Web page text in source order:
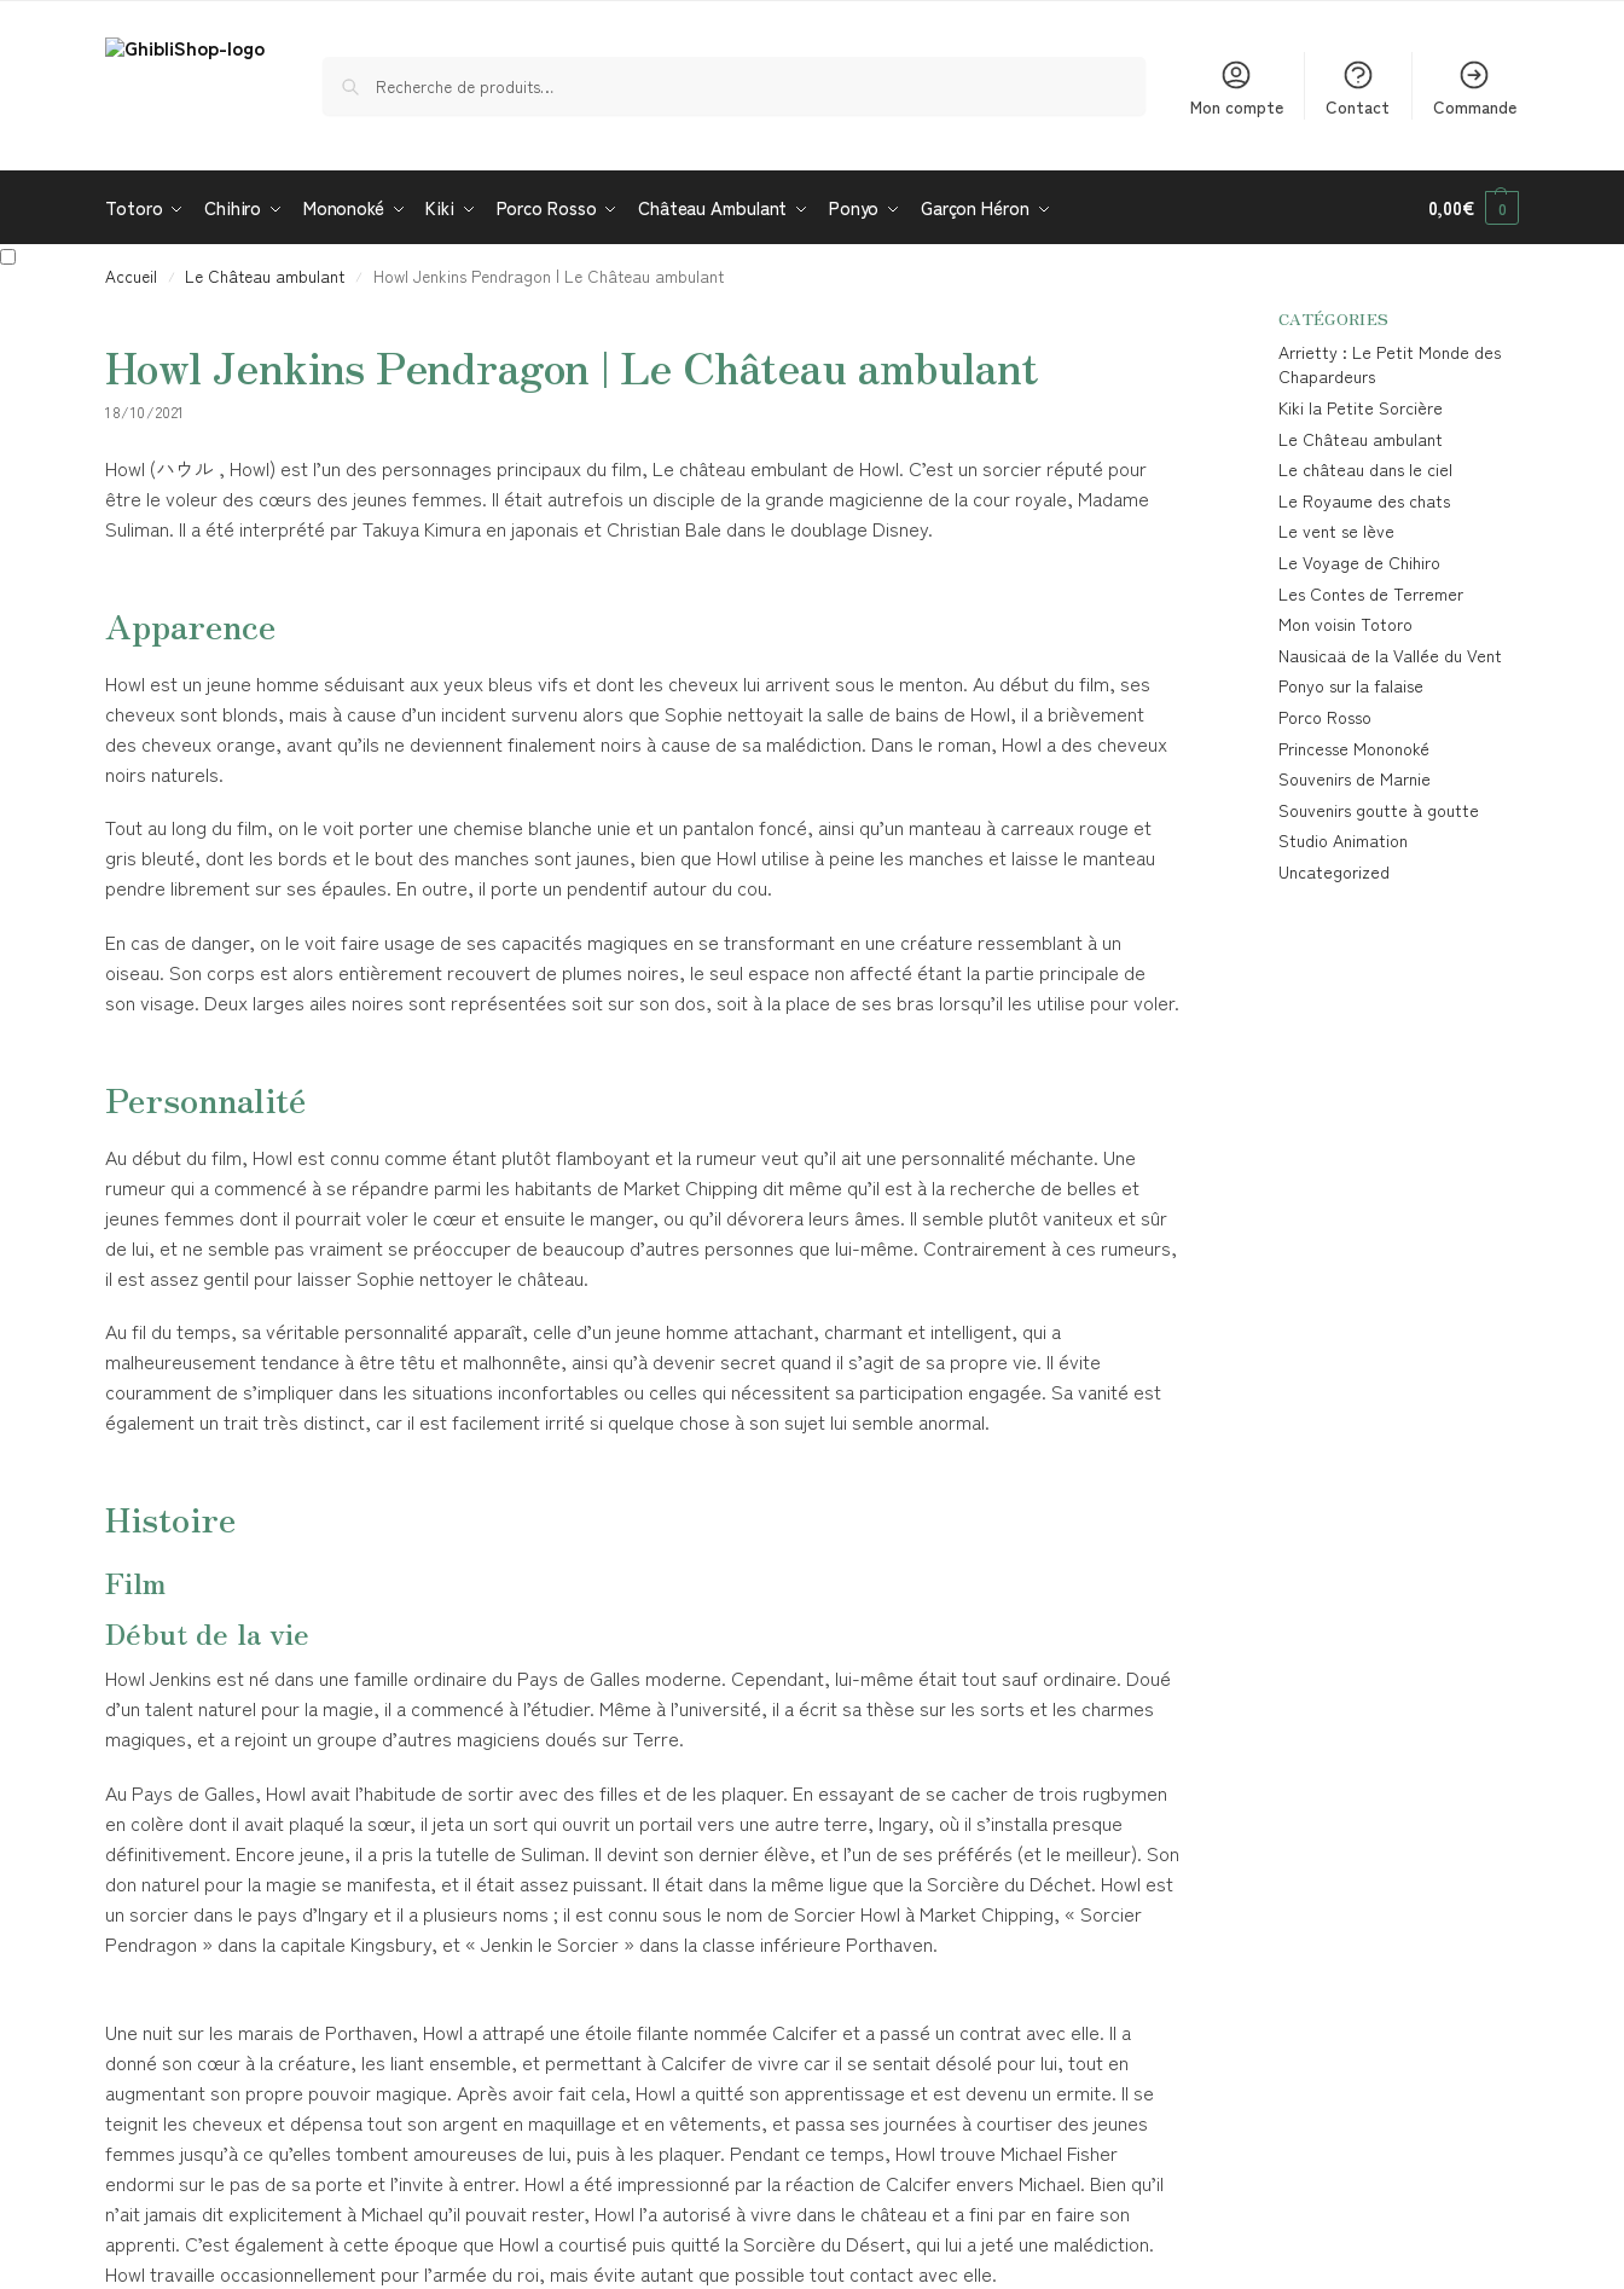
Mon compte Contact Commande
Totoro Chihiro Mononoké Kiki Porco Rosso Château Ambulant Ponyo Garçon Héron 0,00€ 0
Accueil / Le Château ambulant / Howl Jenkins Pendragon | Le Château ambulant
Howl Jenkins Pendragon | Le Château ambulant
18/10/2021
Howl (ハウル , Howl) est l’un des personnages principaux du film, Le château embulant de Howl. C’est un sorcier réputé pour
être le voleur des cœurs des jeunes femmes. Il était autrefois un disciple de la grande magicienne de la cour royale, Madame
Suliman. Il a été interprété par Takuya Kimura en japonais et Christian Bale dans le doublage Disney.
Apparence
Howl est un jeune homme séduisant aux yeux bleus vifs et dont les cheveux lui arrivent sous le menton. Au début du film, ses
cheveux sont blonds, mais à cause d’un incident survenu alors que Sophie nettoyait la salle de bains de Howl, il a brièvement
des cheveux orange, avant qu’ils ne deviennent finalement noirs à cause de sa malédiction. Dans le roman, Howl a des cheveux
noirs naturels.
Tout au long du film, on le voit porter une chemise blanche unie et un pantalon foncé, ainsi qu’un manteau à carreaux rouge et
gris bleuté, dont les bords et le bout des manches sont jaunes, bien que Howl utilise à peine les manches et laisse le manteau
pendre librement sur ses épaules. En outre, il porte un pendentif autour du cou.
En cas de danger, on le voit faire usage de ses capacités magiques en se transformant en une créature ressemblant à un
oiseau. Son corps est alors entièrement recouvert de plumes noires, le seul espace non affecté étant la partie principale de
son visage. Deux larges ailes noires sont représentées soit sur son dos, soit à la place de ses bras lorsqu’il les utilise pour voler.
Personnalité
Au début du film, Howl est connu comme étant plutôt flamboyant et la rumeur veut qu’il ait une personnalité méchante. Une
rumeur qui a commencé à se répandre parmi les habitants de Market Chipping dit même qu’il est à la recherche de belles et
jeunes femmes dont il pourrait voler le cœur et ensuite le manger, ou qu’il dévorera leurs âmes. Il semble plutôt vaniteux et sûr
de lui, et ne semble pas vraiment se préoccuper de beaucoup d’autres personnes que lui-même. Contrairement à ces rumeurs,
il est assez gentil pour laisser Sophie nettoyer le château.
Au fil du temps, sa véritable personnalité apparaît, celle d’un jeune homme attachant, charmant et intelligent, qui a
malheureusement tendance à être têtu et malhonnête, ainsi qu’à devenir secret quand il s’agit de sa propre vie. Il évite
couramment de s’impliquer dans les situations inconfortables ou celles qui nécessitent sa participation engagée. Sa vanité est
également un trait très distinct, car il est facilement irrité si quelque chose à son sujet lui semble anormal.
Histoire
Film
Début de la vie
Howl Jenkins est né dans une famille ordinaire du Pays de Galles moderne. Cependant, lui-même était tout sauf ordinaire. Doué
d’un talent naturel pour la magie, il a commencé à l’étudier. Même à l’université, il a écrit sa thèse sur les sorts et les charmes
magiques, et a rejoint un groupe d’autres magiciens doués sur Terre.
Au Pays de Galles, Howl avait l’habitude de sortir avec des filles et de les plaquer. En essayant de se cacher de trois rugbymen
en colère dont il avait plaqué la sœur, il jeta un sort qui ouvrit un portail vers une autre terre, Ingary, où il s’installa presque
définitivement. Encore jeune, il a pris la tutelle de Suliman. Il devint son dernier élève, et l’un de ses préférés (et le meilleur). Son
don naturel pour la magie se manifesta, et il était assez puissant. Il était dans la même ligue que la Sorcière du Déchet. Howl est
un sorcier dans le pays d’Ingary et il a plusieurs noms ; il est connu sous le nom de Sorcier Howl à Market Chipping, « Sorcier
Pendragon » dans la capitale Kingsbury, et « Jenkin le Sorcier » dans la classe inférieure Porthaven.
Une nuit sur les marais de Porthaven, Howl a attrapé une étoile filante nommée Calcifer et a passé un contrat avec elle. Il a
donné son cœur à la créature, les liant ensemble, et permettant à Calcifer de vivre car il se sentait désolé pour lui, tout en
augmentant son propre pouvoir magique. Après avoir fait cela, Howl a quitté son apprentissage et est devenu un ermite. Il se
teignit les cheveux et dépensa tout son argent en maquillage et en vêtements, et passa ses journées à courtiser des jeunes
femmes jusqu’à ce qu’elles tombent amoureuses de lui, puis à les plaquer. Pendant ce temps, Howl trouve Michael Fisher
endormi sur le pas de sa porte et l’invite à entrer. Howl a été impressionné par la réaction de Calcifer envers Michael. Bien qu’il
n’ait jamais dit explicitement à Michael qu’il pouvait rester, Howl l’a autorisé à vivre dans le château et a fini par en faire son
apprenti. C’est également à cette époque que Howl a courtisé puis quitté la Sorcière du Désert, qui lui a jeté une malédiction.
Howl travaille occasionnellement pour l’armée du roi, mais évite autant que possible tout contact avec elle.
CATÉGORIES
Arrietty : Le Petit Monde des
Chapardeurs
Kiki la Petite Sorcière
Le Château ambulant
Le château dans le ciel
Le Royaume des chats
Le vent se lève
Le Voyage de Chihiro
Les Contes de Terremer
Mon voisin Totoro
Nausicaä de la Vallée du Vent
Ponyo sur la falaise
Porco Rosso
Princesse Mononoké
Souvenirs de Marnie
Souvenirs goutte à goutte
Studio Animation
Uncategorized